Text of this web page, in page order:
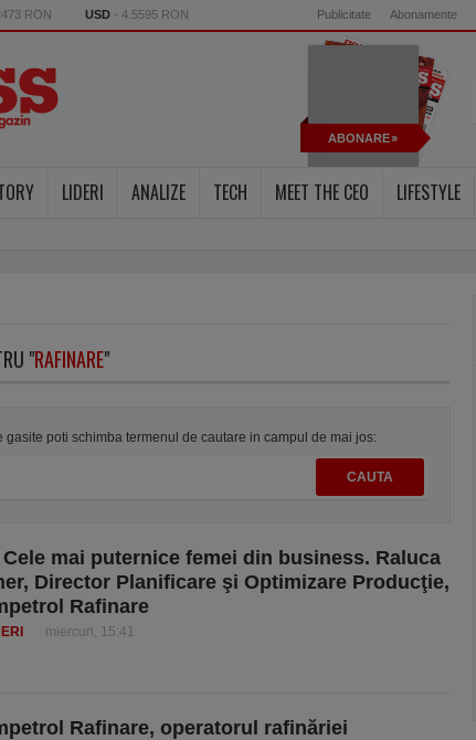
RON USD - 4.5595 RON Publicitate Abonamente
ABONARE
LIDERI ANALIZE TECH MEET THE CEO LIFESTYLE
"RAFINARE"
gasite poti schimba termenul de cautare in campul de mai jos:
Cele mai puternice femei din business. Raluca
Director Planificare şi Optimizare Producţie,
Rafinare
miercuri, 15:41
Rafinare, operatorul rafinăriei